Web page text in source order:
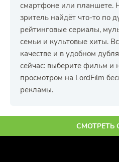
смартфоне или
зритель найдёт что-то по
рейтинговые сериалы,
семьи и культовые хиты.
качестве и в удобном
сейчас: выберите фильм и
просмотром на LordFilm
рекламы.
СМОТРЕТЬ